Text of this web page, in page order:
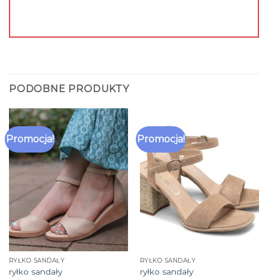
PODOBNE PRODUKTY
Promocja!
RYŁKO SANDAŁY
ryłko sandały
Promocja!
RYŁKO SANDAŁY
ryłko sandały